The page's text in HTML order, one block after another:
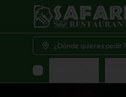
¿Dónde quieres pedir?